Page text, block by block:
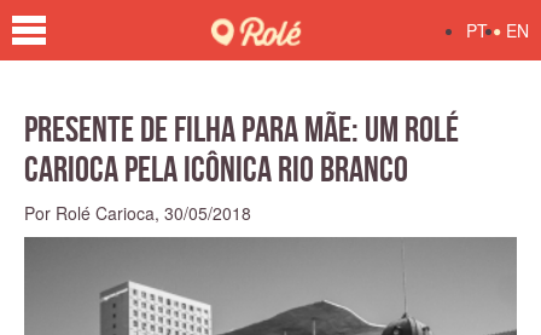
PT • EN
Presente de filha para mãe: um Rolé
Carioca pela icônica Rio Branco
Por Rolé Carioca, 30/05/2018